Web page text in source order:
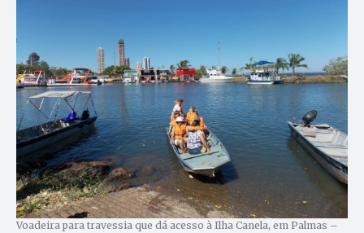
Voadeira para travessia que dá acesso à Ilha Canela, em Palmas –